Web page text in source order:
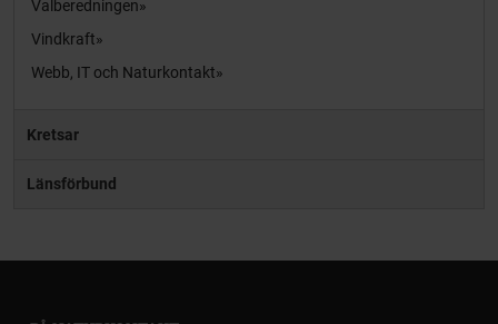
Valberedningen
Vindkraft
Webb, IT och Naturkontakt
Kretsar
Länsförbund